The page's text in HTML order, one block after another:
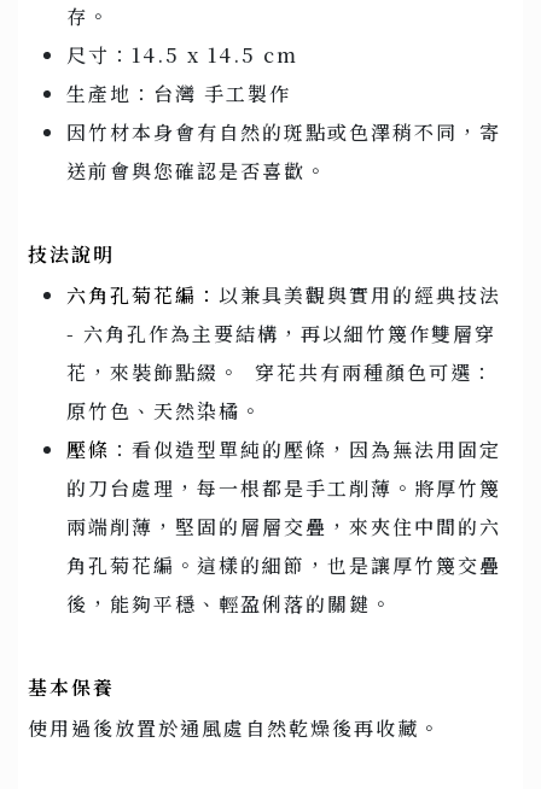
存。
尺寸：14.5 x 14.5 cm
生產地：台灣 手工製作
因竹材本身會有自然的斑點或色澤稍不同，寄
送前會與您確認是否喜歡。
技法說明
六角孔菊花編： 以兼具美觀與實用的經典技法
- 六角孔作為主要結構，再以細竹篾作雙層穿
花，來裝飾點綴。 穿花共有兩種顏色可選：
原竹色、天然染橘。
壓條 ：看似造型單純的壓條，因為無法用固定
的刀台處理，每一根都是手工削薄。將厚竹篾
兩端削薄，堅固的層層交疊，來夾住中間的六
角孔菊花編。這樣的細節，也是讓厚竹篾交疊
後，能夠平穩、輕盈俐落的關鍵。
基本保養
使用過後放置於通風處自然乾燥後再收藏。